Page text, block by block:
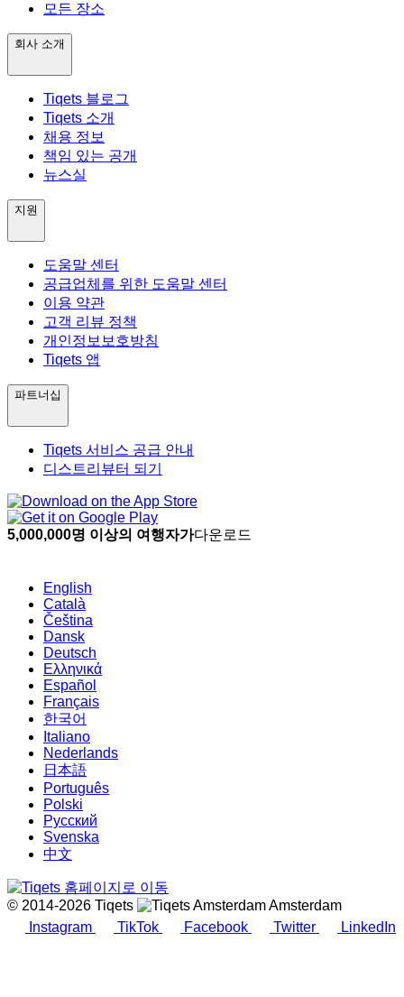
모든 장소
회사 소개
Tiqets 블로그
Tiqets 소개
채용 정보
책임 있는 공개
뉴스실
지원
도움말 센터
공급업체를 위한 도움말 센터
이용 약관
고객 리뷰 정책
개인정보보호방침
Tiqets 앱
파트너십
Tiqets 서비스 공급 안내
디스트리뷰터 되기
5,000,000명 이상의 여행자가다운로드
English
Català
Čeština
Dansk
Deutsch
Ελληνικά
Español
Français
한국어
Italiano
Nederlands
日本語
Português
Polski
Русский
Svenska
中文
© 2014-2026 Tiqets
Amsterdam
Instagram
TikTok Facebook Twitter LinkedIn